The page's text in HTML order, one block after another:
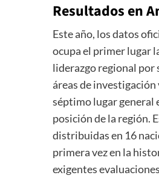
Resultados en
Este año, los datos
ocupa el primer lugar
liderazgo regional por
áreas de
séptimo lugar general
posición de la región.
distribuidas en 16
primera vez en la
exigentes